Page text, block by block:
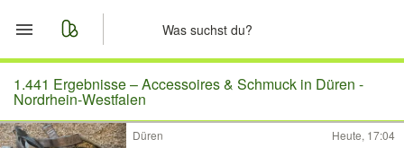
Start
Merkliste
1.441 Ergebnisse –Accessoires & Schmuck in Düren -
Nordrhein-Westfalen
Düren Heute, 17:04